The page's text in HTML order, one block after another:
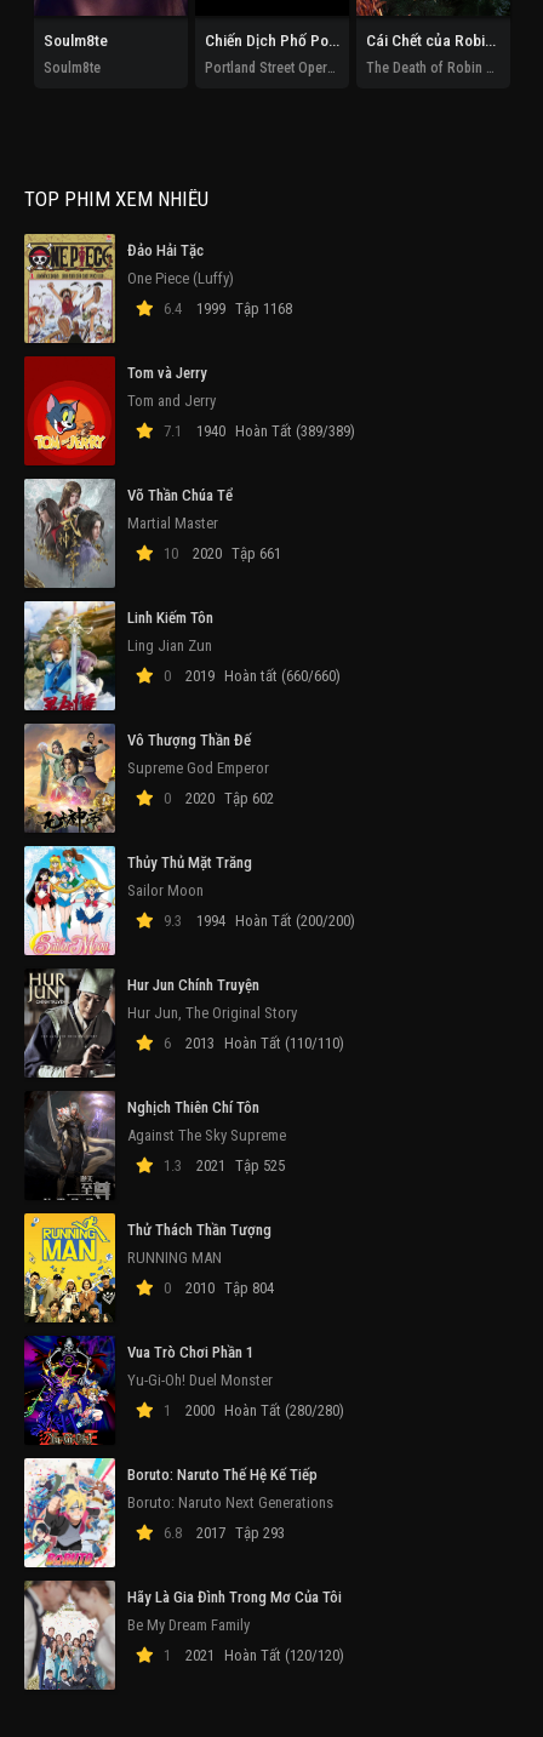
Soulm8te
Soulm8te
Chiến Dịch Phố Portland Cái Chết của Robin Hood
TOP PHIM XEM NHIỀU
Đảo Hải Tặc
One Piece (Luffy)
6.4
1999 Tập 1168
Tom và Jerry
Tom and Jerry
7.1
1940 Hoàn Tất (389/389)
Võ Thần Chúa Tể
Martial Master
10
2020 Tập 661
Linh Kiếm Tôn
Ling Jian Zun
0
2019 Hoàn tất (660/660)
Vô Thượng Thần Đế
Supreme God Emperor
0
2020 Tập 602
Thủy Thủ Mặt Trăng
Sailor Moon
9.3
1994 Hoàn Tất (200/200)
Hur Jun Chính Truyện
Hur Jun, The Original Story
6
2013 Hoàn Tất (110/110)
Nghịch Thiên Chí Tôn
Against The Sky Supreme
1.3
2021 Tập 525
Thử Thách Thần Tượng
RUNNING MAN
0
2010 Tập 804
Vua Trò Chơi Phần 1
Yu-Gi-Oh! Duel Monster
1
2000 Hoàn Tất (280/280)
Boruto: Naruto Thế Hệ Kế Tiếp
Boruto: Naruto Next Generations
6.8
2017 Tập 293
Hãy Là Gia Đình Trong Mơ Của Tôi
Be My Dream Family
1
2021 Hoàn Tất (120/120)